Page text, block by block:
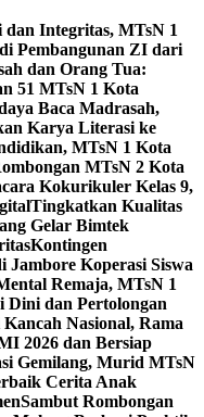
Integritas, MTsN 1
Pembangunan ZI dari
dan Orang Tua:
51 MTsN 1 Kota
Baca Madrasah,
Karya Literasi ke
MTsN 1 Kota
MTsN 2 Kota
Kokurikuler Kelas 9,
Tingkatkan Kualitas
Gelar Bimtek
Kontingen
Jambore Koperasi Siswa
Remaja, MTsN 1
Dini dan Pertolongan
Nasional, Rama
2026 dan Bersiap
Gemilang, Murid MTsN
Cerita Anak
Sambut Rombongan